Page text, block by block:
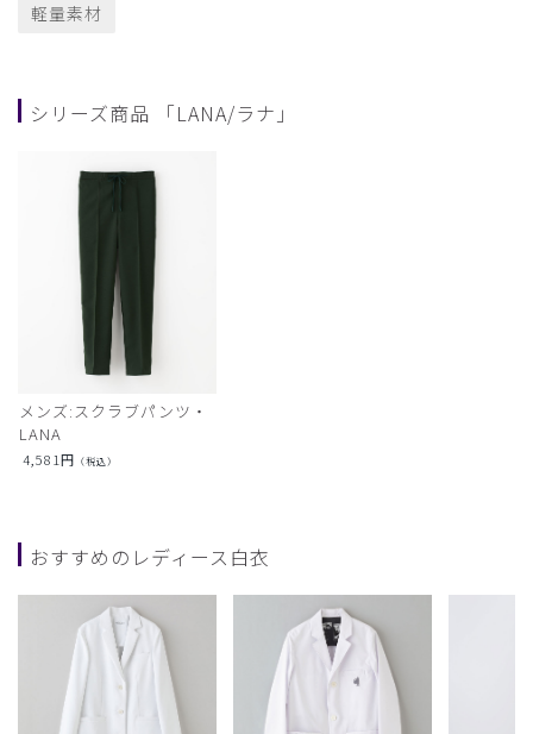
軽量素材
シリーズ商品 「LANA/ラナ」
メンズ:スクラブパンツ・
LANA
4,581円 （税込）
おすすめのレディース白衣